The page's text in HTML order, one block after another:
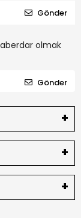
Gönder
olmak
Gönder